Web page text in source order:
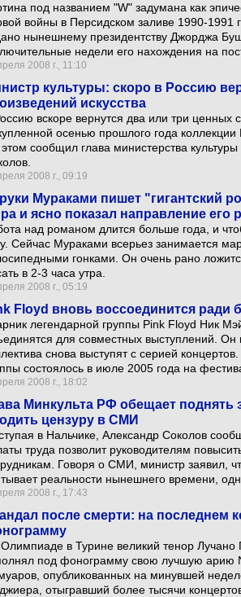
под названием "W" задумана как
войны в Персидском заливе 1990-1991
нынешнему президентству Джорджа
недели его нахождения на
2008 г., 11:10
культуры: скоро в Россию
искусства
вскоре вернутся два или три ценных
осенью прошлого года
сообщил глава министерства
2008 г., 09:19
Мураками пишет "гигантский
и ясно показал направление его
над романом длится больше года, и
Сейчас Мураками всерьез занимается
гонками. Он очень рано
в 2-3 часа утра.
2008 г., 05:19
Floyd вновь воссоединится ради
легендарной группы Pink Floyd Ник
для совместных выступлений. Он
снова выступят с серией
состоялось в июле 2005 года на
2008 г., 18:02
Минкульта РФ обещает поднять
цензуру в СМИ
в Нальчике, Александр Соколов
труда позволит руководителям
Говоря о СМИ, министр заявил,
реальности нынешнего времени,
2008 г., 17:43
после смерти: на последнем
в Турине великий тенор
под фонограмму свою лучшую арию
опубликованных на минувшей
отыгравший более тысячи